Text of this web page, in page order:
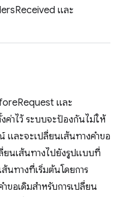
และ
และ
าไว้ ระบบจะป้องกันไม่ให้
และจะเปลี่ยนเส้นทางคำขอ
ยนเส้นทางไปยังรูปแบบที่
ส้นทางที่เริ่มต้นโดยการ
ขอเดิมสำหรับการเปลี่ยน